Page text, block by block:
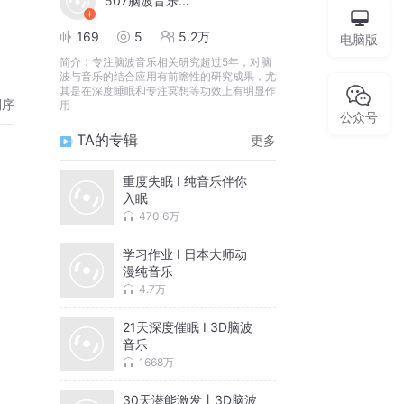
169 5 5.2万
简介： 专注脑波音乐相关研究超过5年，对脑
波与音乐的结合应用有前瞻性的研究成果，尤
其是在深度睡眠和专注冥想等功效上有明显作
用
TA的专辑 更多
重度失眠 I 纯音乐伴你
入眠
470.6万
学习作业 I 日本大师动
漫纯音乐
4.7万
21天深度催眠 I 3D脑波
音乐
1668万
30天潜能激发丨3D脑波
电脑版
公众号